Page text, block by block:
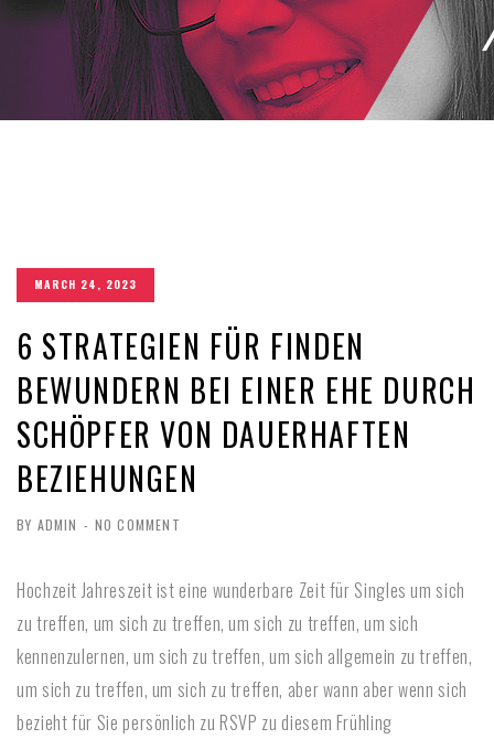
MARCH 24, 2023
6 STRATEGIEN FÜR FINDEN
BEWUNDERN BEI EINER EHE DURCH
SCHÖPFER VON DAUERHAFTEN
BEZIEHUNGEN
BY ADMIN - NO COMMENT
Hochzeit Jahreszeit ist eine wunderbare Zeit für Singles um sich
zu treffen, um sich zu treffen, um sich zu treffen, um sich
kennenzulernen, um sich zu treffen, um sich allgemein zu treffen,
um sich zu treffen, um sich zu treffen, aber wann aber wenn sich
bezieht für Sie persönlich zu RSVP zu diesem Frühling